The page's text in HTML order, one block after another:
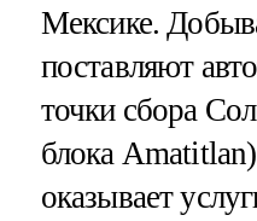
Мексике.
поставляют
точки сбора
блока
оказывает